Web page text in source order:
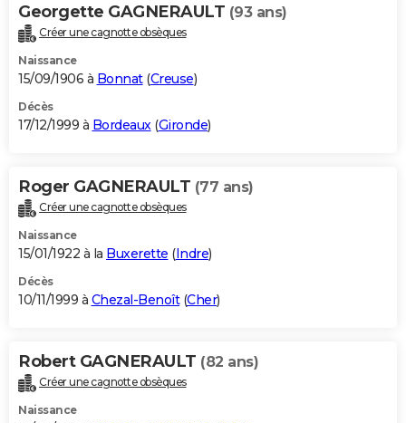
Georgette GAGNERAULT (93 ans)
Créer une cagnotte obsèques
Naissance
15/09/1906 à Bonnat(Creuse)
Décès
17/12/1999 à Bordeaux(Gironde)
Roger GAGNERAULT (77 ans)
Créer une cagnotte obsèques
Naissance
15/01/1922 à la Buxerette (Indre)
Décès
10/11/1999 à Chezal-Benoît(Cher)
Robert GAGNERAULT (82 ans)
Créer une cagnotte obsèques
Naissance